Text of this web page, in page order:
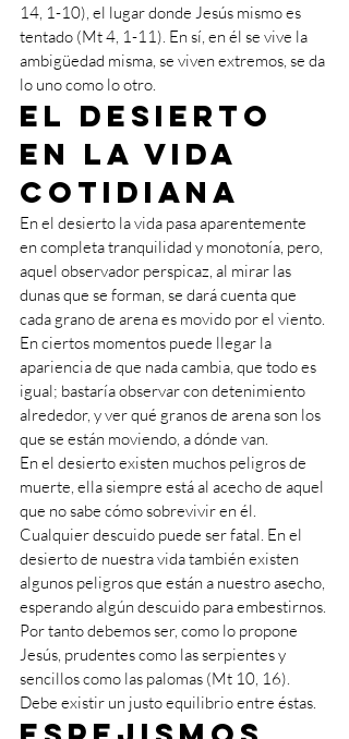
14, 1-10), el lugar donde Jesús mismo es
tentado (Mt 4, 1-11). En sí, en él se vive la
ambigüedad misma, se viven extremos, se da
lo uno como lo otro.
El desierto
en la vida
cotidiana
En el desierto la vida pasa aparentemente
en completa tranquilidad y monotonía, pero,
aquel observador perspicaz, al mirar las
dunas que se forman, se dará cuenta que
cada grano de arena es movido por el viento.
En ciertos momentos puede llegar la
apariencia de que nada cambia, que todo es
igual; bastaría observar con detenimiento
alrededor, y ver qué granos de arena son los
que se están moviendo, a dónde van.
En el desierto existen muchos peligros de
muerte, ella siempre está al acecho de aquel
que no sabe cómo sobrevivir en él.
Cualquier descuido puede ser fatal. En el
desierto de nuestra vida también existen
algunos peligros que están a nuestro asecho,
esperando algún descuido para embestirnos.
Por tanto debemos ser, como lo propone
Jesús, prudentes como las serpientes y
sencillos como las palomas (Mt 10, 16).
Debe existir un justo equilibrio entre éstas.